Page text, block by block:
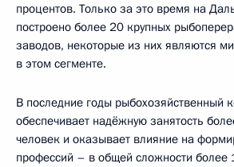
процентов. Только за это время на
построено более 20 крупных
заводов, некоторые из них являются
в этом сегменте.
В последние годы рыбохозяйственный
обеспечивает надёжную занятость
человек и оказывает влияние на
профессий – в общей сложности более